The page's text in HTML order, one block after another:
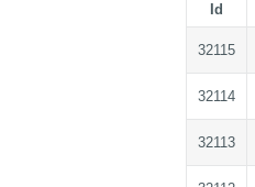
Id
32115
32114
32113